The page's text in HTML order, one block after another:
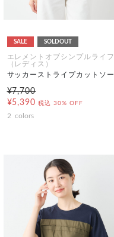
SALE SOLDOUT
エレメントオブシンプルライフ
（レディス）
サッカーストライプカットソー
¥7,700
¥5,390 税込 30% OFF
2 colors